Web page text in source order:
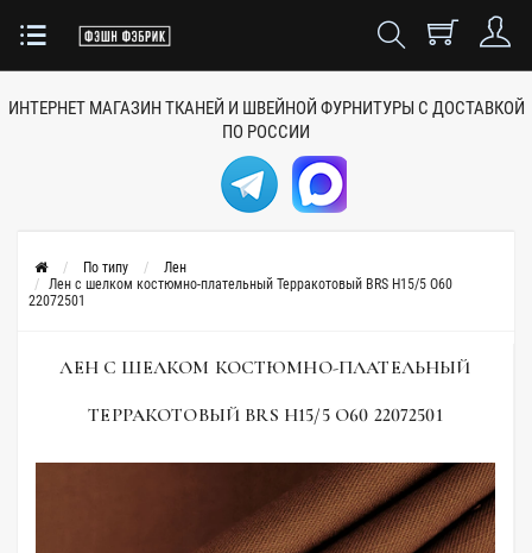
ИНТЕРНЕТ МАГАЗИН ТКАНЕЙ И ШВЕЙНОЙ ФУРНИТУРЫ С ДОСТАВКОЙ
ПО РОССИИ
По типу
Лен
Лен с шелком костюмно-плательный Терракотовый BRS H15/5 O60
22072501
ЛЕН С ШЕЛКОМ КОСТЮМНО-ПЛАТЕЛЬНЫЙ
ТЕРРАКОТОВЫЙ BRS H15/5 O60 22072501